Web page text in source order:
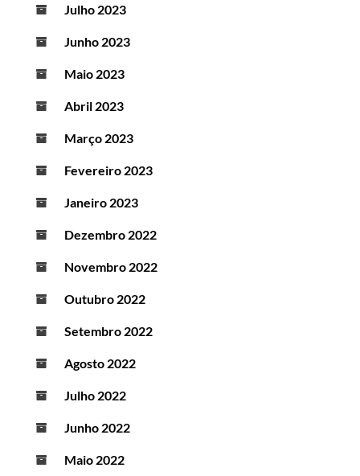
Julho 2023
Junho 2023
Maio 2023
Abril 2023
Março 2023
Fevereiro 2023
Janeiro 2023
Dezembro 2022
Novembro 2022
Outubro 2022
Setembro 2022
Agosto 2022
Julho 2022
Junho 2022
Maio 2022